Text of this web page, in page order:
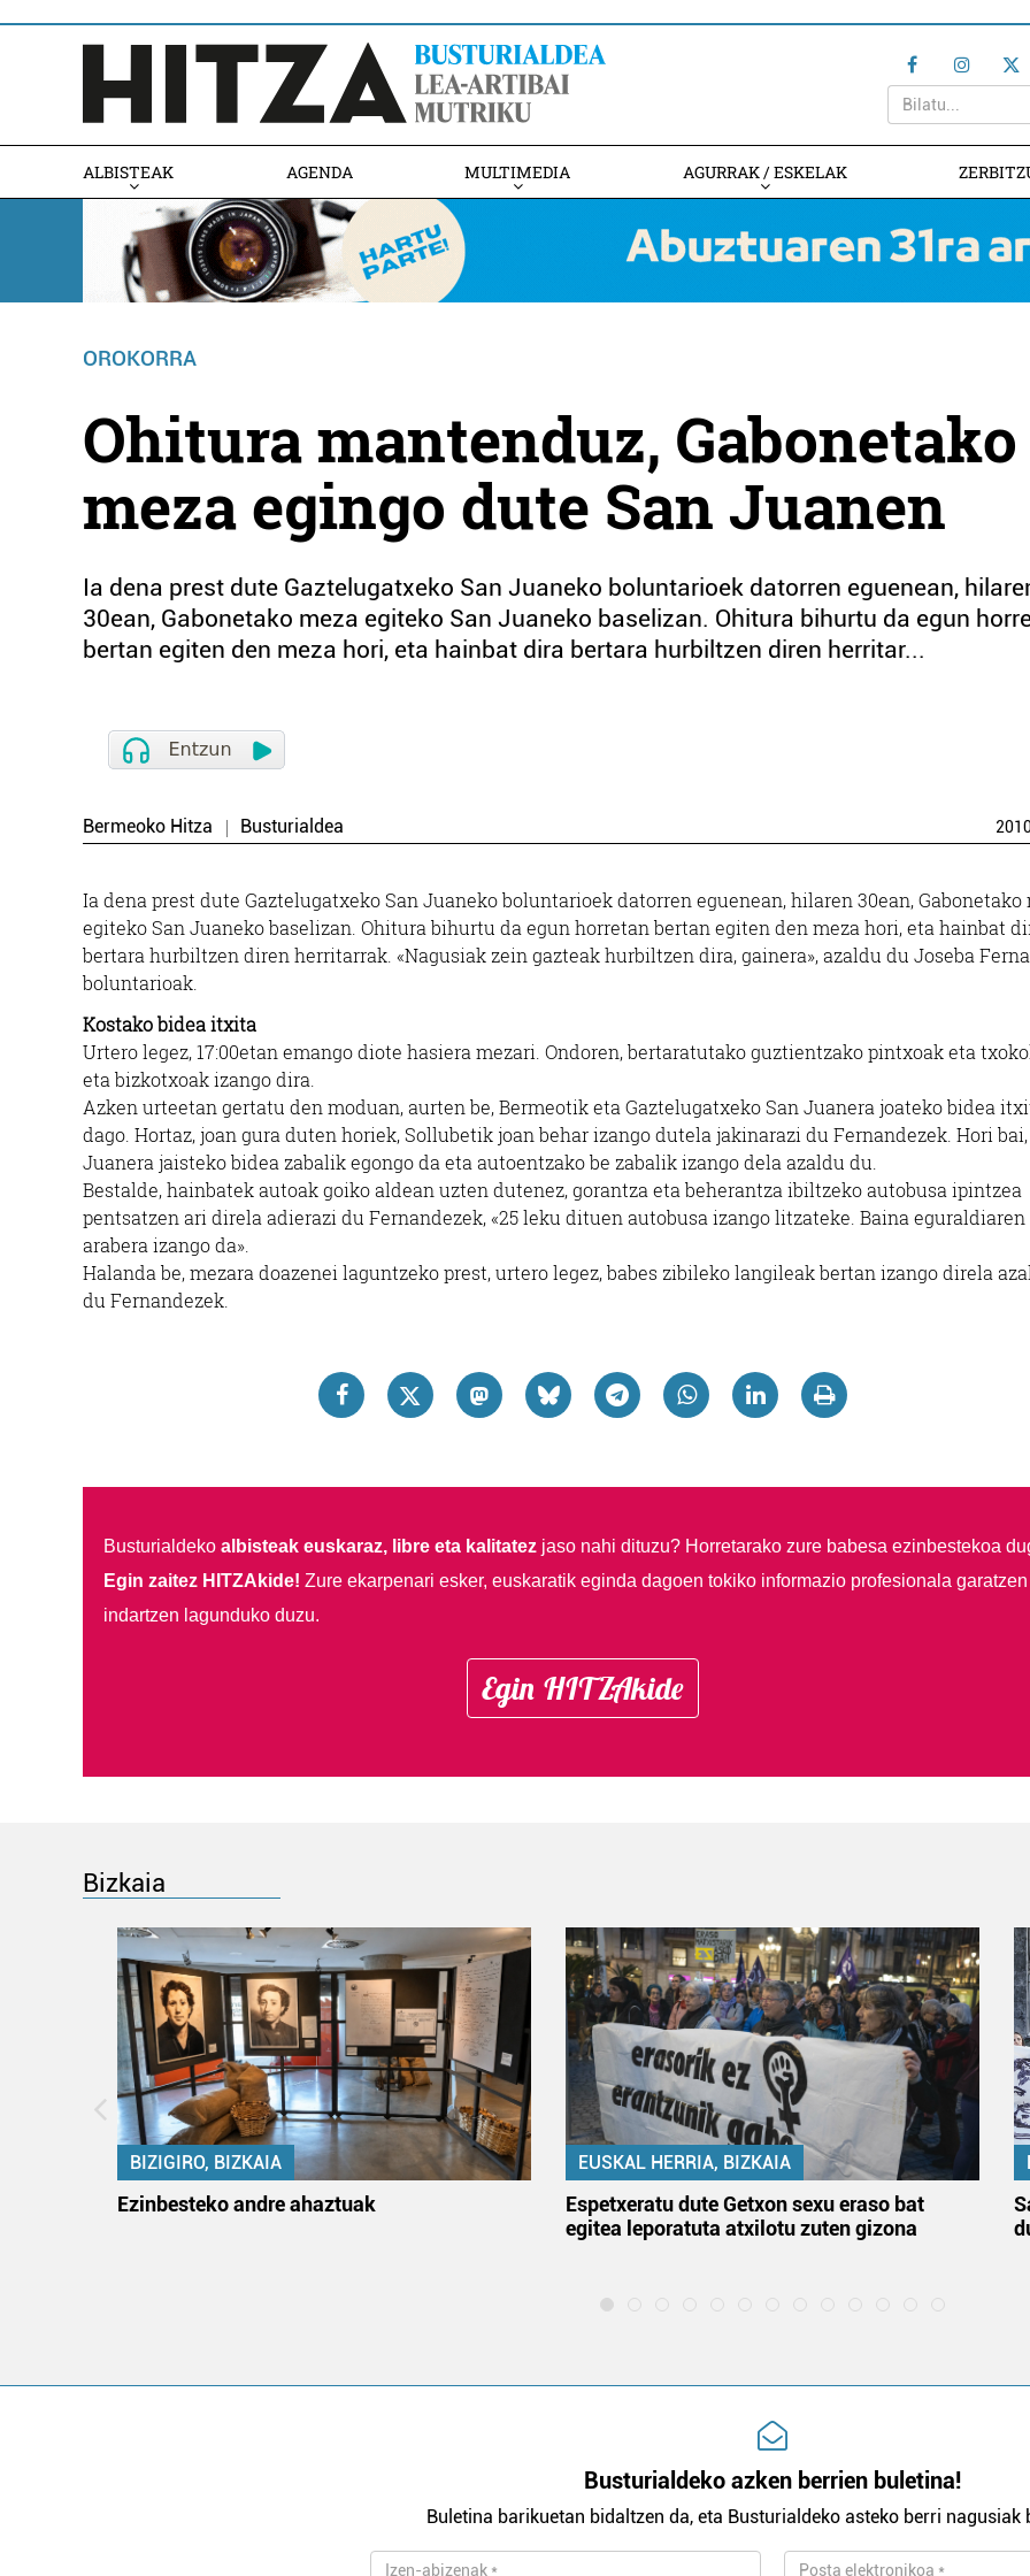
ALBISTEAK AGENDA MULTIMEDIA AGURRAK / ESKELAK
OROKORRA
Ohitura mantenduz, Gabonetako
meza egingo dute San Juanen
Ia dena prest dute Gaztelugatxeko San Juaneko boluntarioek datorren eguenean,
30ean, Gabonetako meza egiteko San Juaneko baselizan. Ohitura bihurtu da egun
bertan egiten den meza hori, eta hainbat dira bertara hurbiltzen diren herritar...
Bermeoko Hitza Busturialdea
Ia dena prest dute Gaztelugatxeko San Juaneko boluntarioek datorren eguenean, hilaren 30ean, Gabonetako
egiteko San Juaneko baselizan. Ohitura bihurtu da egun horretan bertan egiten den meza hori, eta hainbat
bertara hurbiltzen diren herritarrak. «Nagusiak zein gazteak hurbiltzen dira, gainera», azaldu du Joseba
boluntarioak.
Kostako bidea itxita
Urtero legez, 17:00etan emango diote hasiera mezari. Ondoren, bertaratutako guztientzako pintxoak eta
eta bizkotxoak izango dira.
Azken urteetan gertatu den moduan, aurten be, Bermeotik eta Gaztelugatxeko San Juanera joateko bidea
dago. Hortaz, joan gura duten horiek, Sollubetik joan behar izango dutela jakinarazi du Fernandezek. Hori bai,
Juanera jaisteko bidea zabalik egongo da eta autoentzako be zabalik izango dela azaldu du.
Bestalde, hainbatek autoak goiko aldean uzten dutenez, gorantza eta beherantza ibiltzeko autobusa ipintzea
pentsatzen ari direla adierazi du Fernandezek, «25 leku dituen autobusa izango litzateke. Baina eguraldiaren
arabera izango da».
Halanda be, mezara doazenei laguntzeko prest, urtero legez, babes zibileko langileak bertan izango direla
du Fernandezek.
Busturialdeko albisteak euskaraz, libre eta kalitatezjaso nahi dituzu? Horretarako zure babesa ezinbestekoa
Egin zaitez HITZAkide! Zure ekarpenari esker, euskaratik eginda dagoen tokiko informazio profesionala garatzen
indartzen lagunduko duzu.
Egin HITZAkide
Bizkaia
BIZIGIRO, BIZKAIA
Ezinbesteko andre ahaztuak
EUSKAL HERRIA, BIZKAIA
Espetxeratu dute Getxon sexu eraso bat
egitea leporatuta atxilotu zuten gizona
Busturialdeko azken berrien buletina!
Buletina barikuetan bidaltzen da, eta Busturialdeko asteko berri nagusiak